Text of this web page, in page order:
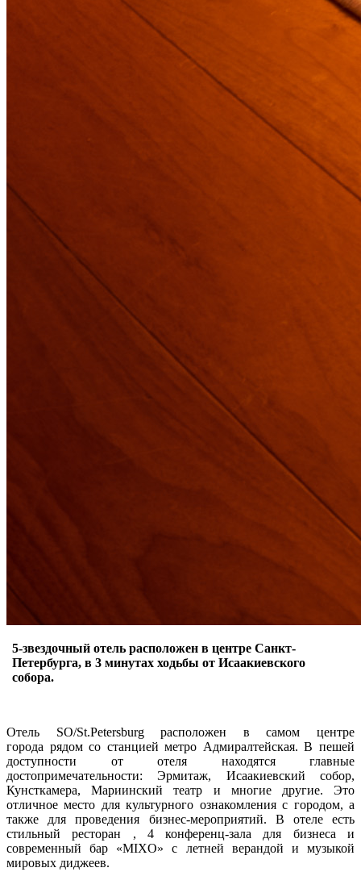
5-звездочный отель расположен в центре Санкт-
Петербурга, в 3 минутах ходьбы от Исаакиевского
собора.
Отель SO/St.Petersburg расположен в самом центре
города рядом со станцией метро Адмиралтейская. В пешей
доступности от отеля находятся главные
достопримечательности: Эрмитаж, Исаакиевский собор,
Кунсткамера, Мариинский театр и многие другие. Это
отличное место для культурного ознакомления с городом, а
также для проведения бизнес-мероприятий. В отеле есть
стильный ресторан , 4 конференц-зала для бизнеса и
современный бар «MIXO» с летней верандой и музыкой
мировых диджеев.